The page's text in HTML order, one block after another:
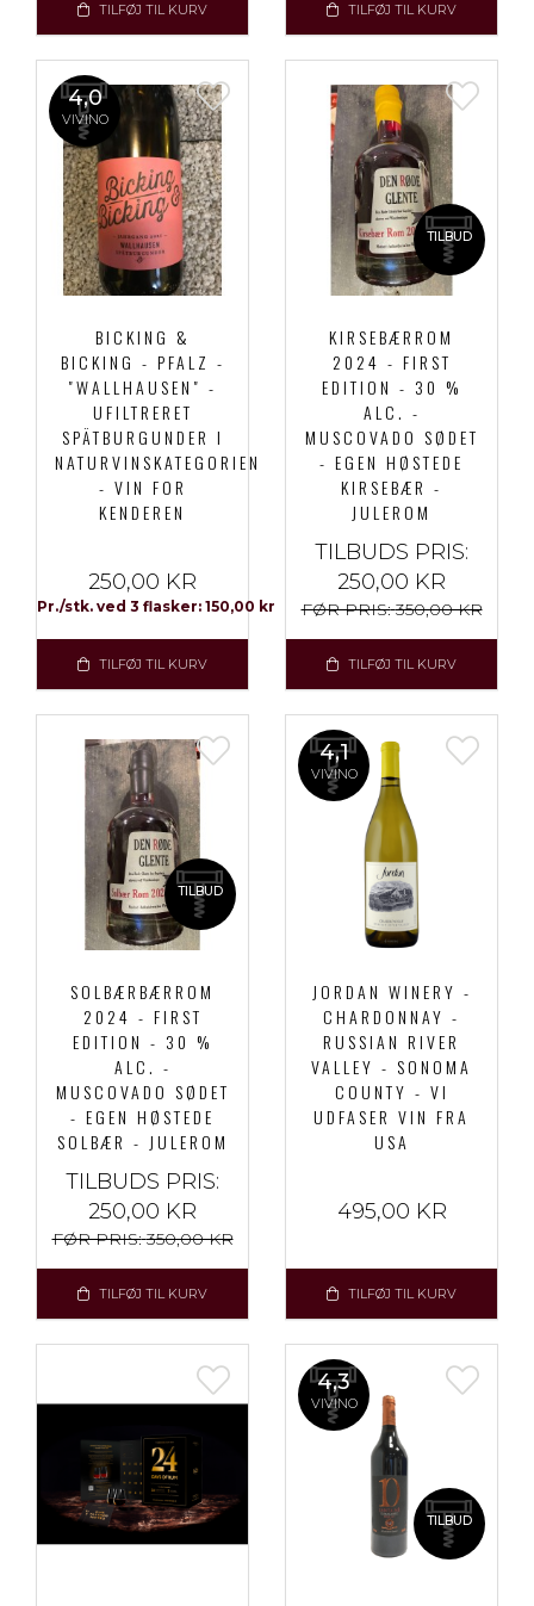
TILFØJ TIL KURV TILFØJ TIL KURV
4,0
VIVINO
BICKING &
BICKING - PFALZ -
"WALLHAUSEN" -
UFILTRERET
SPÄTBURGUNDER I
NATURVINSKATEGORIEN
- VIN FOR
KENDEREN
250,00 KR
Pr./stk. ved 3 flasker: 150,00 kr
TILFØJ TIL KURV
TILBUD
KIRSEBÆRROM
2024 - FIRST
EDITION - 30 %
ALC. -
MUSCOVADO SØDET
- EGEN HØSTEDE
KIRSEBÆR -
JULEROM
TILBUDS PRIS:
250,00 KR
FØR PRIS: 350,00 KR
TILFØJ TIL KURV
TILBUD
SOLBÆRBÆRROM
2024 - FIRST
EDITION - 30 %
ALC. -
MUSCOVADO SØDET
- EGEN HØSTEDE
SOLBÆR - JULEROM
TILBUDS PRIS:
250,00 KR
FØR PRIS: 350,00 KR
TILFØJ TIL KURV
4,1
VIVINO
JORDAN WINERY -
CHARDONNAY -
RUSSIAN RIVER
VALLEY - SONOMA
COUNTY - VI
UDFASER VIN FRA
USA
495,00 KR
TILFØJ TIL KURV
TILBUD
4,3
VIVINO